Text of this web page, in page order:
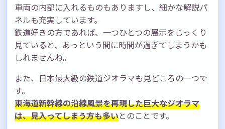
車両の内部に入れるものもありますし、細かな解説パ
ネルも充実しています。
鉄道好きの方であれば、一つひとつの展示をじっくり
見ていると、あっという間に時間が過ぎてしまうかも
しれませんね。
また、日本最大級の鉄道ジオラマも見どころの一つで
す。
東海道新幹線の沿線風景を再現した巨大なジオラマ
は、見入ってしまう方も多いとのことです。